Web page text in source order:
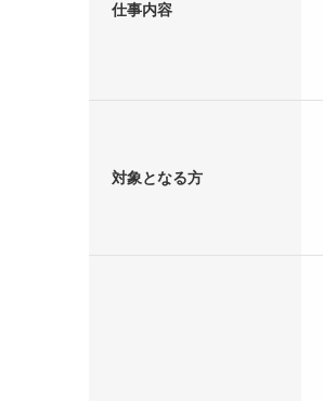
仕事内容
対象となる方